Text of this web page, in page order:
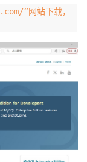
”网站下载，